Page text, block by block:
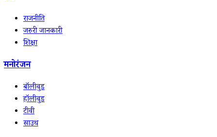
राजनीति
जरुरी जानकारी
शिक्षा
मनोरंजन
बॉलीवुड
हॉलीवुड
टीवी
साउथ